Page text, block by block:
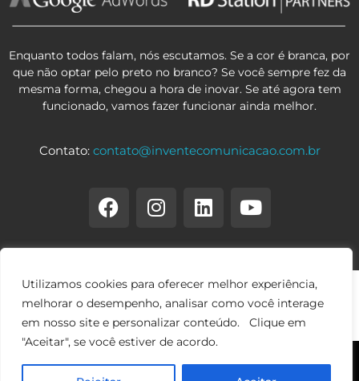
Utilizamos cookies para oferecer melhor experiência,
melhorar o desempenho, analisar como você interage
em nosso site e personalizar conteúdo. Clique em
"Aceitar", se você estiver de acordo.
Enquanto todos falam, nós escutamos. Se a cor é branca, por
que não optar pelo preto no branco? Se você sempre fez da
mesma forma, chegou a hora de inovar. Se até agora tem
funcionado, vamos fazer funcionar ainda melhor.
Contato: contato@inventecomunicacao.com.br
© 2026 Copyright • Invente Comunicação • Todos os direitos